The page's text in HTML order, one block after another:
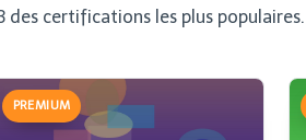
des certifications les plus populaires.
PREMIUM